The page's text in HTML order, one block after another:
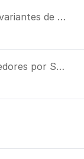
Poder modificar los precios de las variantes de un mismo producto
Agregar tablero de "Top 10 Proveedores por Saldo" al Dashboard de Inicio